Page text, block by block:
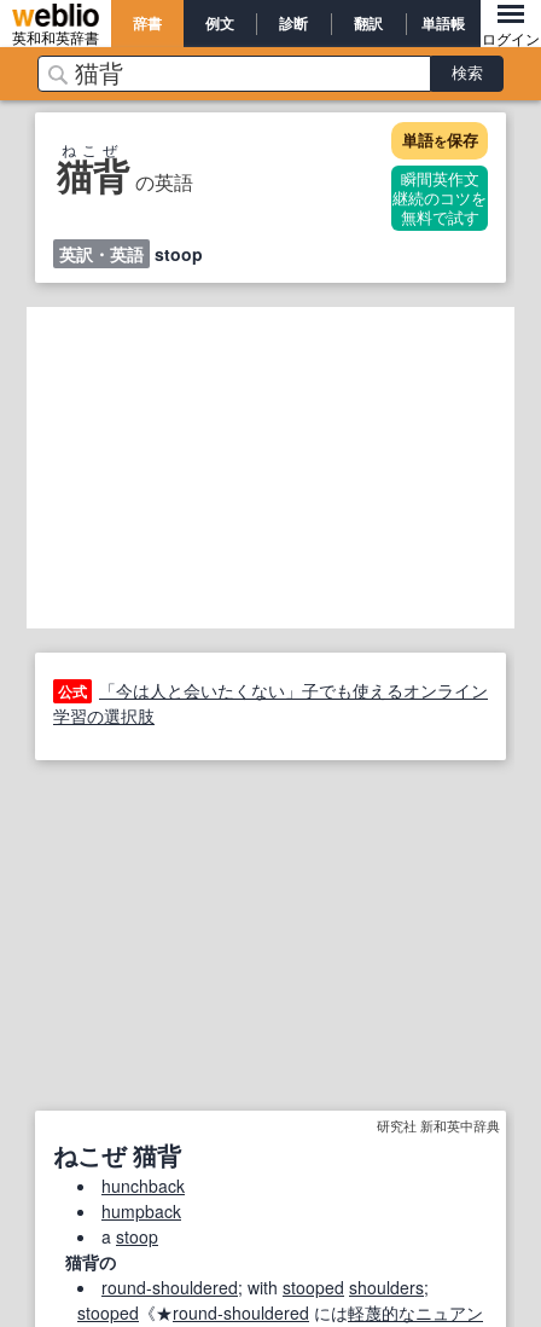
英和和英辞書
辞書 例文 診断 翻訳 単語帳
ログイン
猫背 の英語
ねこぜ 単語を保存
瞬間英作文
継続のコツを
無料で試す
英訳・英語 stoop
公式
「今は人と会いたくない」子でも使えるオンライン
学習の選択肢
研究社 新和英中辞典
ねこぜ 猫背
hunchback
humpback
a stoop
猫背の
round‐shouldered; with stooped shoulders;
stooped 《★round‐shouldered には軽蔑的なニュアン